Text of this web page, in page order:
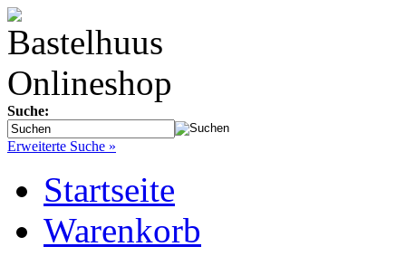
Suche:
Erweiterte Suche »
Startseite
Warenkorb